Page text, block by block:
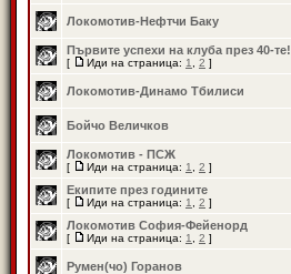
Локомотив-Нефтчи Баку
Първите успехи на клуба през 40-те!
[ Иди на страница: 1 2 ]
Локомотив-Динамо Тбилиси
Бойчо Величков
Локомотив - ПСЖ
[ Иди на страница: 1 2 ]
Екипите през годините
[ Иди на страница: 1 2 ]
Локомотив София-Фейенорд
[ Иди на страница: 1 2 ]
Румен(чо) Горанов